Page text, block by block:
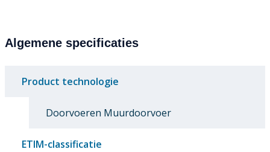
Algemene specificaties
Product technologie
Doorvoeren Muurdoorvoer
ETIM-classificatie